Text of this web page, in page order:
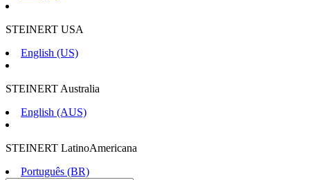
STEINERT USA
English (US)
STEINERT Australia
English (AUS)
STEINERT LatinoAmericana
Português (BR)